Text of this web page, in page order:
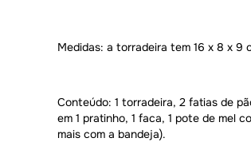
Medidas: a torradeira tem 16 x 8 x 9
Conteúdo: 1 torradeira, 2 fatias de
em 1 pratinho, 1 faca, 1 pote de mel
mais com a bandeja).